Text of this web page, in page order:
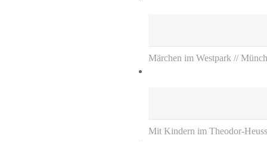
Märchen im Westpark //
Mit Kindern im Theodor-